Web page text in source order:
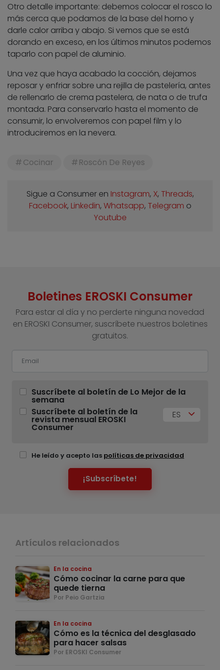
Otro detalle importante: debemos colocar el rosco lo
más cerca que podamos de la base del horno y
darle calor arriba y abajo. Si vemos que se está
dorando en exceso, en los últimos minutos podemos
taparlo con papel de aluminio.
Una vez que haya acabado la cocción, dejamos
reposar y enfriar sobre una rejilla de pastelería, antes
de rellenarlo de crema pastelera, de nata o de trufa
montada. Para conservarlo hasta el momento de
consumir, lo envolveremos con papel film y lo
introduciremos en la nevera.
Cocinar Roscón De Reyes
Sigue a Consumer en Instagram, X, Threads,
Facebook, Linkedin, Whatsapp, Telegram o
Youtube
Boletines EROSKI Consumer
Para estar al día y no perderte ninguna novedad
en EROSKI Consumer, suscríbete nuestros boletines
gratuitos.
Suscríbete al boletín de Lo Mejor de la
semana
Suscríbete al boletín de la
revista mensual EROSKI
Consumer
ES
He leído y acepto las políticas de privacidad
¡Subscríbete!
Artículos relacionados
En la cocina
Cómo cocinar la carne para que
quede tierna
Por Peio Gartzia
En la cocina
Cómo es la técnica del desglasado
para hacer salsas
Por EROSKI Consumer